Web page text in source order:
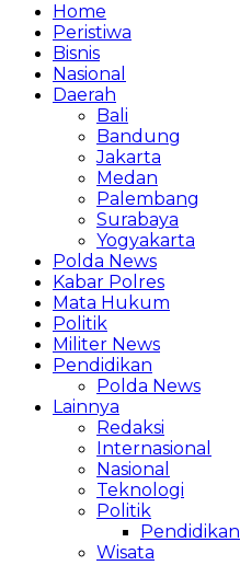
Home
Peristiwa
Bisnis
Nasional
Daerah
Bali
Bandung
Jakarta
Medan
Palembang
Surabaya
Yogyakarta
Polda News
Kabar Polres
Mata Hukum
Politik
Militer News
Pendidikan
Polda News
Lainnya
Redaksi
Internasional
Nasional
Teknologi
Politik
Pendidikan
Wisata